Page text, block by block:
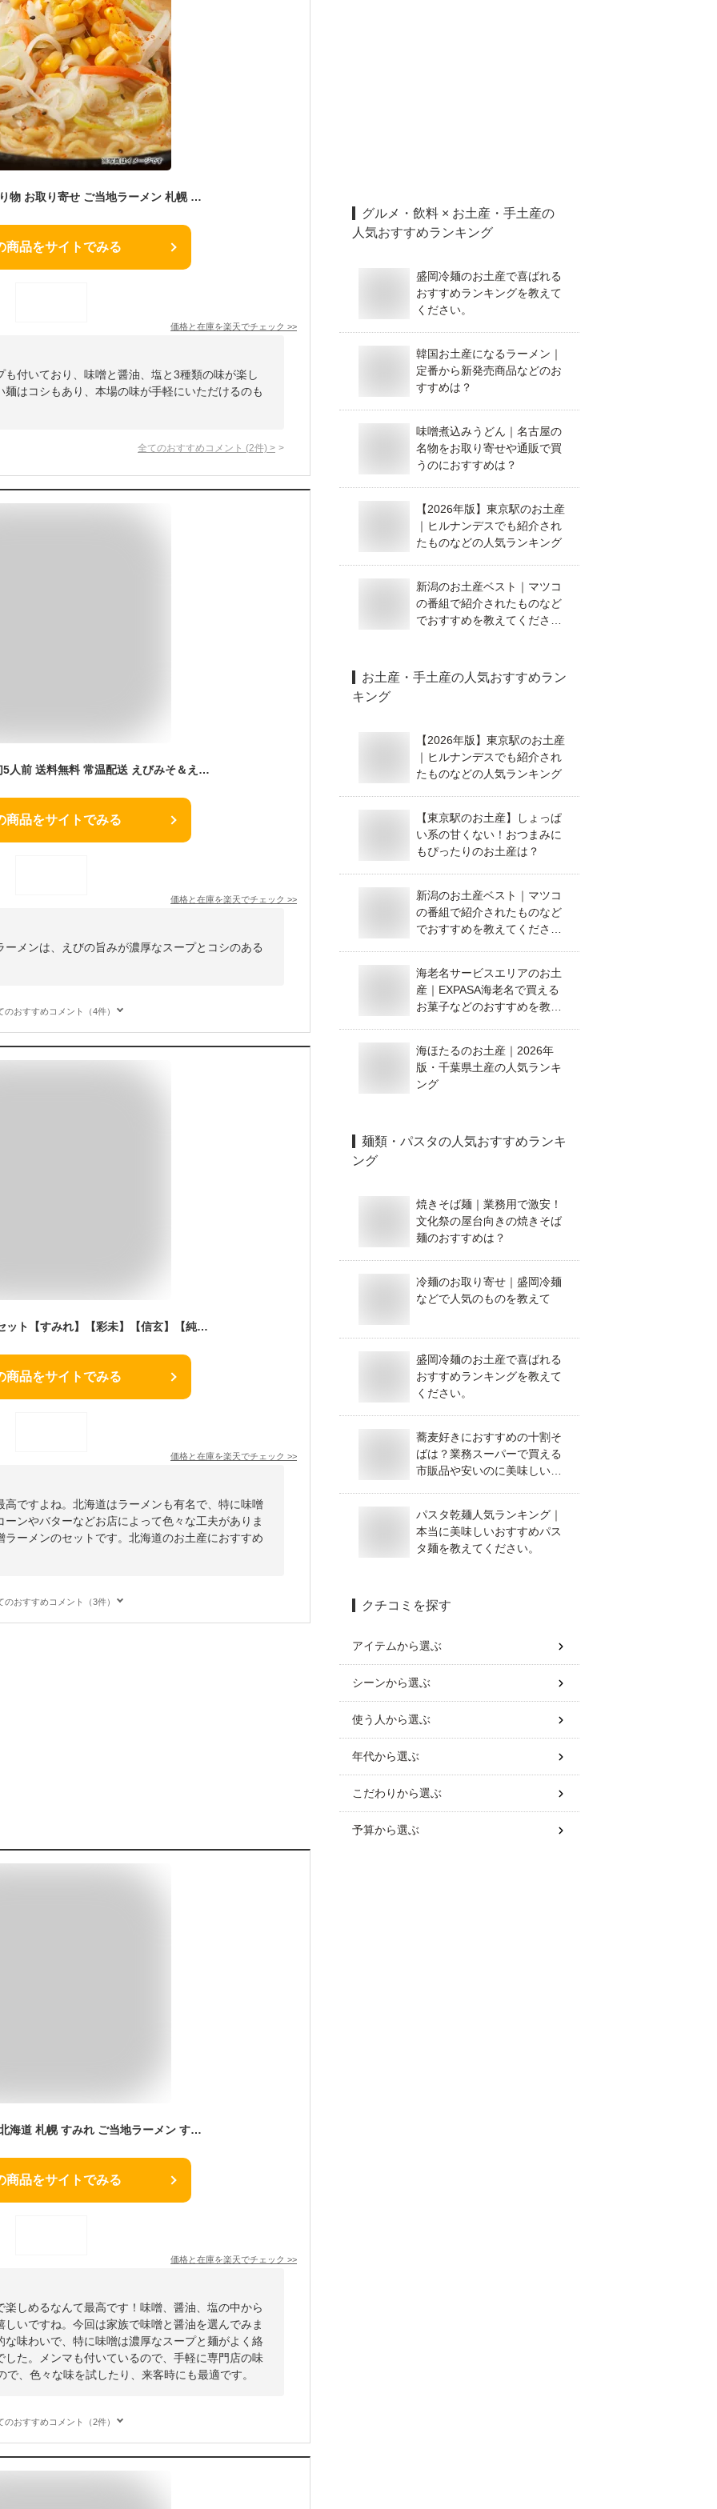
取り寄せ ラーメン 贈り物 お取り寄せ ご当地ラーメン 札幌 ラーメン｜北海道ラーメン スープ付 6食(旭川しょうゆ2食、札幌みそ2食、函館しお2食)｜北海道限定 生ラーメン 味噌 醤油
商品をサイトでみる
価格と在庫を楽天でチェック >>
付いており、味噌と醤油、塩と3種類の味が楽し
はコシもあり、本場の味が手軽にいただけるのも
全てのおすすめコメント (2件) >
【公式】えびそば一幻5人前 送料無料 常温配送 えびみそ＆えびしお 北海道ラーメン ラーメン 菊水 らーめん お取り寄せ 人気グルメ ギフト 景品 食品 贈り物【大感謝祭限定！10％OFF】
商品をサイトでみる
価格と在庫を楽天でチェック >>
メンは、えびの旨みが濃厚なスープとコシのある
のおすすめコメント（4件）
北海道 味噌ラーメンセット【すみれ】【彩未】【信玄】【純連】【5人前】北海道 お土産 味噌 ラーメン 有名店 グルメ ギフト プレゼント お取り寄せ 送料無料
商品をサイトでみる
価格と在庫を楽天でチェック >>
ですよね。北海道はラーメンも有名で、特に味噌
ンやバターなどお店によって色々な工夫がありま
ーメンのセットです。北海道のお土産におすすめ
のおすすめコメント（3件）
お取り寄せ ラーメン 北海道 札幌 すみれ ご当地ラーメン すみれ 袋麺 すみれラーメン (乾麺/スープ・メンマ付) 味噌味 醤油味 塩味 10食セット みそ しょうゆ しお 【組み合わせが選べる】 北海道ラーメンセット 北海道ラーメン ご当地グルメ
商品をサイトでみる
価格と在庫を楽天でチェック >>
しめるなんて最高です！味噌、醤油、塩の中から
いですね。今回は家族で味噌と醤油を選んでみま
味わいで、特に味噌は濃厚なスープと麺がよく絡
た。メンマも付いているので、手軽に専門店の味
、色々な味を試したり、来客時にも最適です。
のおすすめコメント（2件）
グルメ・飲料 × お土産・手土産の
人気おすすめランキング
盛岡冷麺のお土産で喜ばれる
おすすめランキングを教えて
ください。
韓国お土産になるラーメン｜
定番から新発売商品などのお
すすめは？
味噌煮込みうどん｜名古屋の
名物をお取り寄せや通販で買
うのにおすすめは？
【2026年版】東京駅のお土産
｜ヒルナンデスでも紹介され
たものなどの人気ランキング
新潟のお土産ベスト｜マツコ
の番組で紹介されたものなど
でおすすめを教えてくださ
お土産・手土産の人気おすすめラン
キング
【2026年版】東京駅のお土産
｜ヒルナンデスでも紹介され
たものなどの人気ランキング
【東京駅のお土産】しょっぱ
い系の甘くない！おつまみに
もぴったりのお土産は？
新潟のお土産ベスト｜マツコ
の番組で紹介されたものなど
でおすすめを教えてくださ
海老名サービスエリアのお土
産｜EXPASA海老名で買える
お菓子などのおすすめを教え
海ほたるのお土産｜2026年
版・千葉県土産の人気ランキ
ング
麺類・パスタの人気おすすめランキ
ング
焼きそば麺｜業務用で激安！
文化祭の屋台向きの焼きそば
麺のおすすめは？
冷麺のお取り寄せ｜盛岡冷麺
などで人気のものを教えて
盛岡冷麺のお土産で喜ばれる
おすすめランキングを教えて
ください。
蕎麦好きにおすすめの十割そ
ばは？業務スーパーで買える
市販品や安いのに美味しいも
パスタ乾麺人気ランキング｜
本当に美味しいおすすめパス
タ麺を教えてください。
クチコミを探す
アイテムから選ぶ
シーンから選ぶ
使う人から選ぶ
年代から選ぶ
こだわりから選ぶ
予算から選ぶ